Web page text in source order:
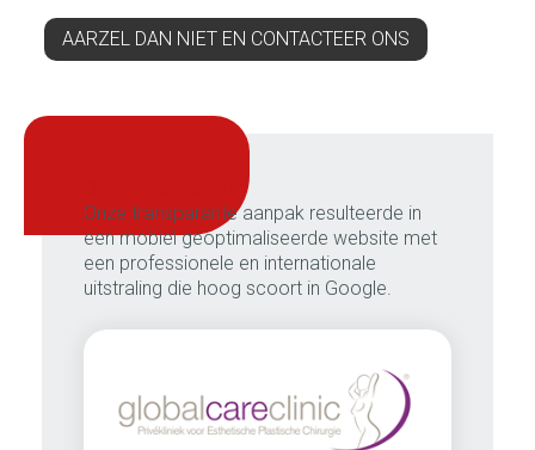
Onze transparante aanpak resulteerde in
een mobiel geoptimaliseerde website met
een professionele en internationale
uitstraling die hoog scoort in Google.
AARZEL DAN NIET EN CONTACTEER ONS